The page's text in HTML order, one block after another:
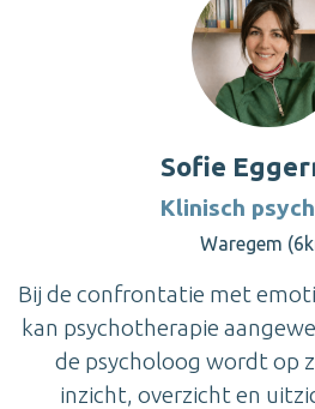
Sofie
Klinisch
Waregem
Bij de confrontatie met
kan psychotherapie
de psycholoog wordt op
inzicht, overzicht en